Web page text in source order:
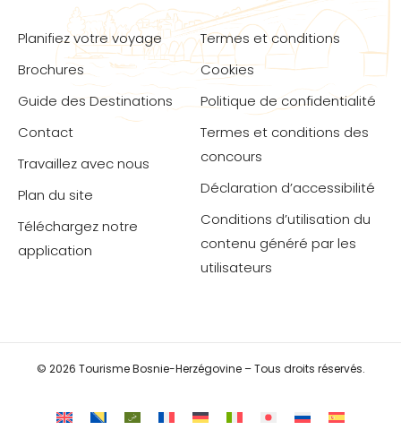
Planifiez votre voyage
Brochures
Guide des Destinations
Contact
Travaillez avec nous
Plan du site
Téléchargez notre
application
Termes et conditions
Cookies
Politique de confidentialité
Termes et conditions des
concours
Déclaration d’accessibilité
Conditions d’utilisation du
contenu généré par les
utilisateurs
© 2026 Tourisme Bosnie-Herzégovine – Tous droits réservés.